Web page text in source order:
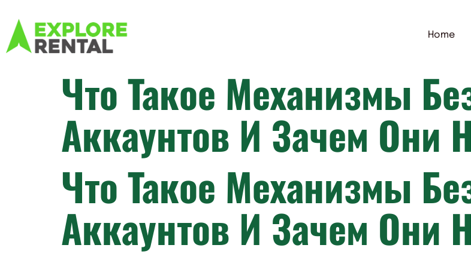
Home
Что Такое Механизмы
Аккаунтов И Зачем Они
Что Такое Механизмы
Аккаунтов И Зачем Они